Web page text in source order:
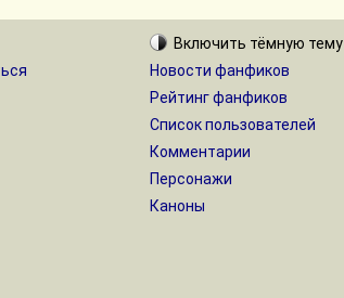
Включить тёмную тему
Новости фанфиков
Рейтинг фанфиков
Список пользователей
Комментарии
Персонажи
Каноны